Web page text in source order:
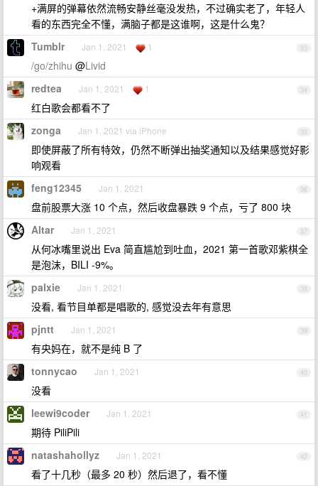
+满屏的弹幕依然流畅安静丝毫没发热，不过确实老了，年轻人
看的东西完全不懂，满脑子都是这谁啊，这是什么鬼？
33
Tumblr Jan 1, 2021 1
/go/zhihu @Livid
34
redtea Jan 1, 2021 1
红白歌会都看不了
35
zonga Jan 1, 2021 via iPhone
即使屏蔽了所有特效，仍然不断弹出抽奖通知以及结果感觉好影
响观看
36
feng12345 Jan 1, 2021
盘前股票大涨 10 个点，然后收盘暴跌 9 个点，亏了 800 块
37
Altar Jan 1, 2021
从何冰嘴里说出 Eva 简直尴尬到吐血，2021 第一首歌邓紫棋全
是泡沫，BILI -9%。
38
palxie Jan 1, 2021
没看, 看节目单都是唱歌的, 感觉没去年有意思
39
pjntt Jan 1, 2021
有央妈在，就不是纯 B 了
40
tonnycao Jan 1, 2021
没看
41
leewi9coder Jan 1, 2021
期待 PiliPili
42
natashahollyz Jan 1, 2021
看了十几秒（最多 20 秒）然后退了，看不懂